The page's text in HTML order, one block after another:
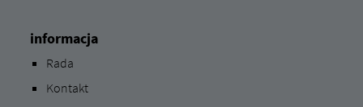
informacja
Rada
Kontakt